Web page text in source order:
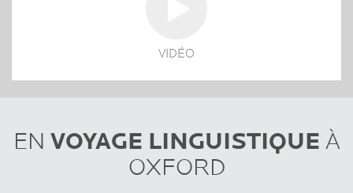
VIDÉO
EN VOYAGE LINGUISTIQUE À
OXFORD